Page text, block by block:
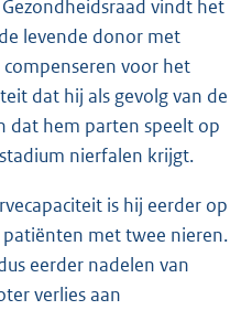
vindt het
levende donor met
voor het
dat hij als gevolg van de
dat hem parten speelt op
nierfalen krijgt.
is hij eerder op
patiënten met twee nieren.
eerder nadelen van
verlies aan